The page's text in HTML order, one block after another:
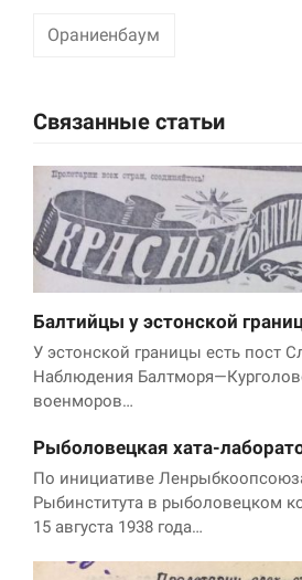
Ораниенбаум
Связанные статьи
Балтийцы у эстонской
У эстонской границы есть пост
Наблюдения
военморов…
Рыболовецкая хата-
По инициативе
Рыбинститута в рыболовецком
15 августа 1938 года…